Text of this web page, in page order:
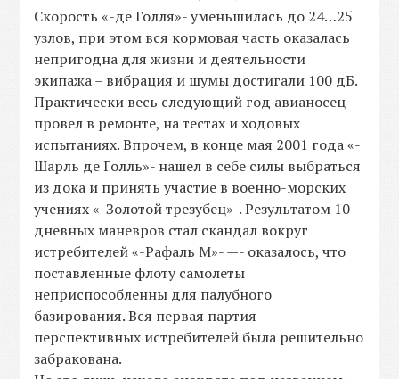
Скорость «-де Голля»- уменьшилась до 24…25
узлов, при этом вся кормовая часть оказалась
непригодна для жизни и деятельности
экипажа – вибрация и шумы достигали 100 дБ.
Практически весь следующий год авианосец
провел в ремонте, на тестах и ходовых
испытаниях. Впрочем, в конце мая 2001 года «-
Шарль де Голль»- нашел в себе силы выбраться
из дока и принять участие в военно-морских
учениях «-Золотой трезубец»-. Результатом 10-
дневных маневров стал скандал вокруг
истребителей «-Рафаль М»- —- оказалось, что
поставленные флоту самолеты
неприспособленны для палубного
базирования. Вся первая партия
перспективных истребителей была решительно
забракована.